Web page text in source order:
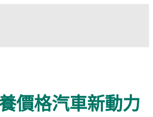
價格汽車新動力